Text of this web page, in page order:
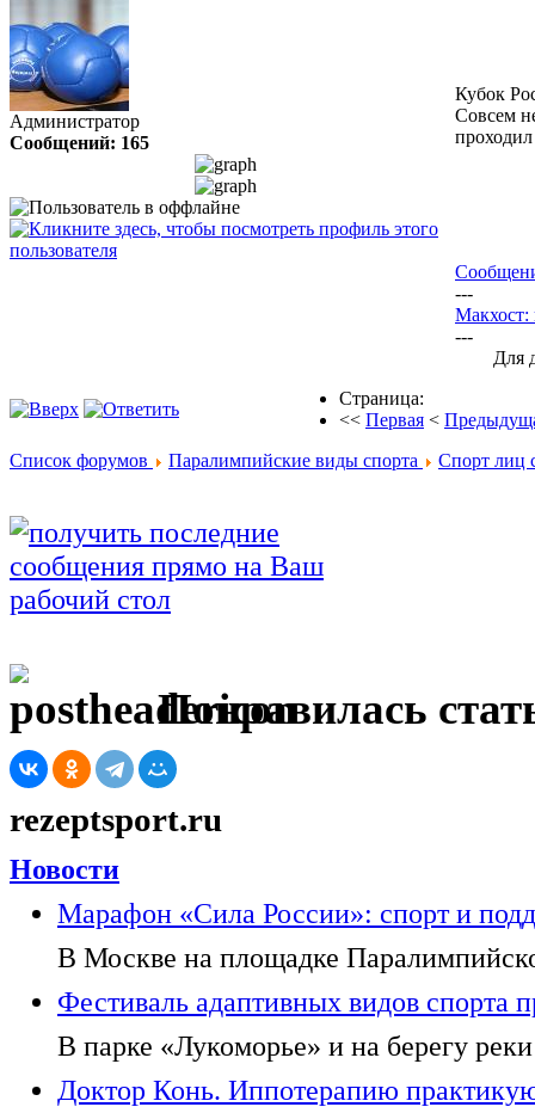
Администратор
Сообщений: 165
Кубок
Совсем
---
---
Для
Страница:
<< Первая <
Список форумов
Паралимпийские виды спорта Спорт
Понравилась
rezeptsport.ru
Новости
Марафон «Сила России»: спорт и
В Москве на площадке
Фестиваль адаптивных видов спорта
В парке «Лукоморье» и на берегу
Доктор Конь. Иппотерапию